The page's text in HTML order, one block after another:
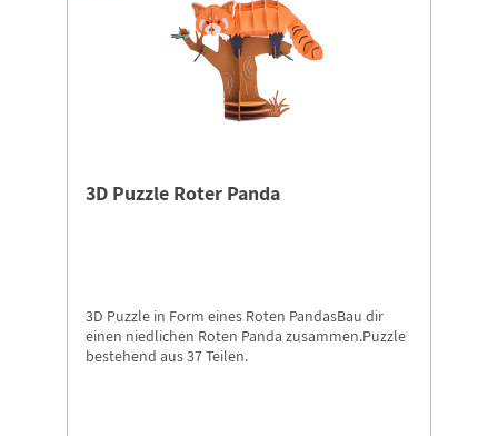
3D Puzzle Roter Panda
3D Puzzle in Form eines Roten PandasBau dir
einen niedlichen Roten Panda zusammen.Puzzle
bestehend aus 37 Teilen.